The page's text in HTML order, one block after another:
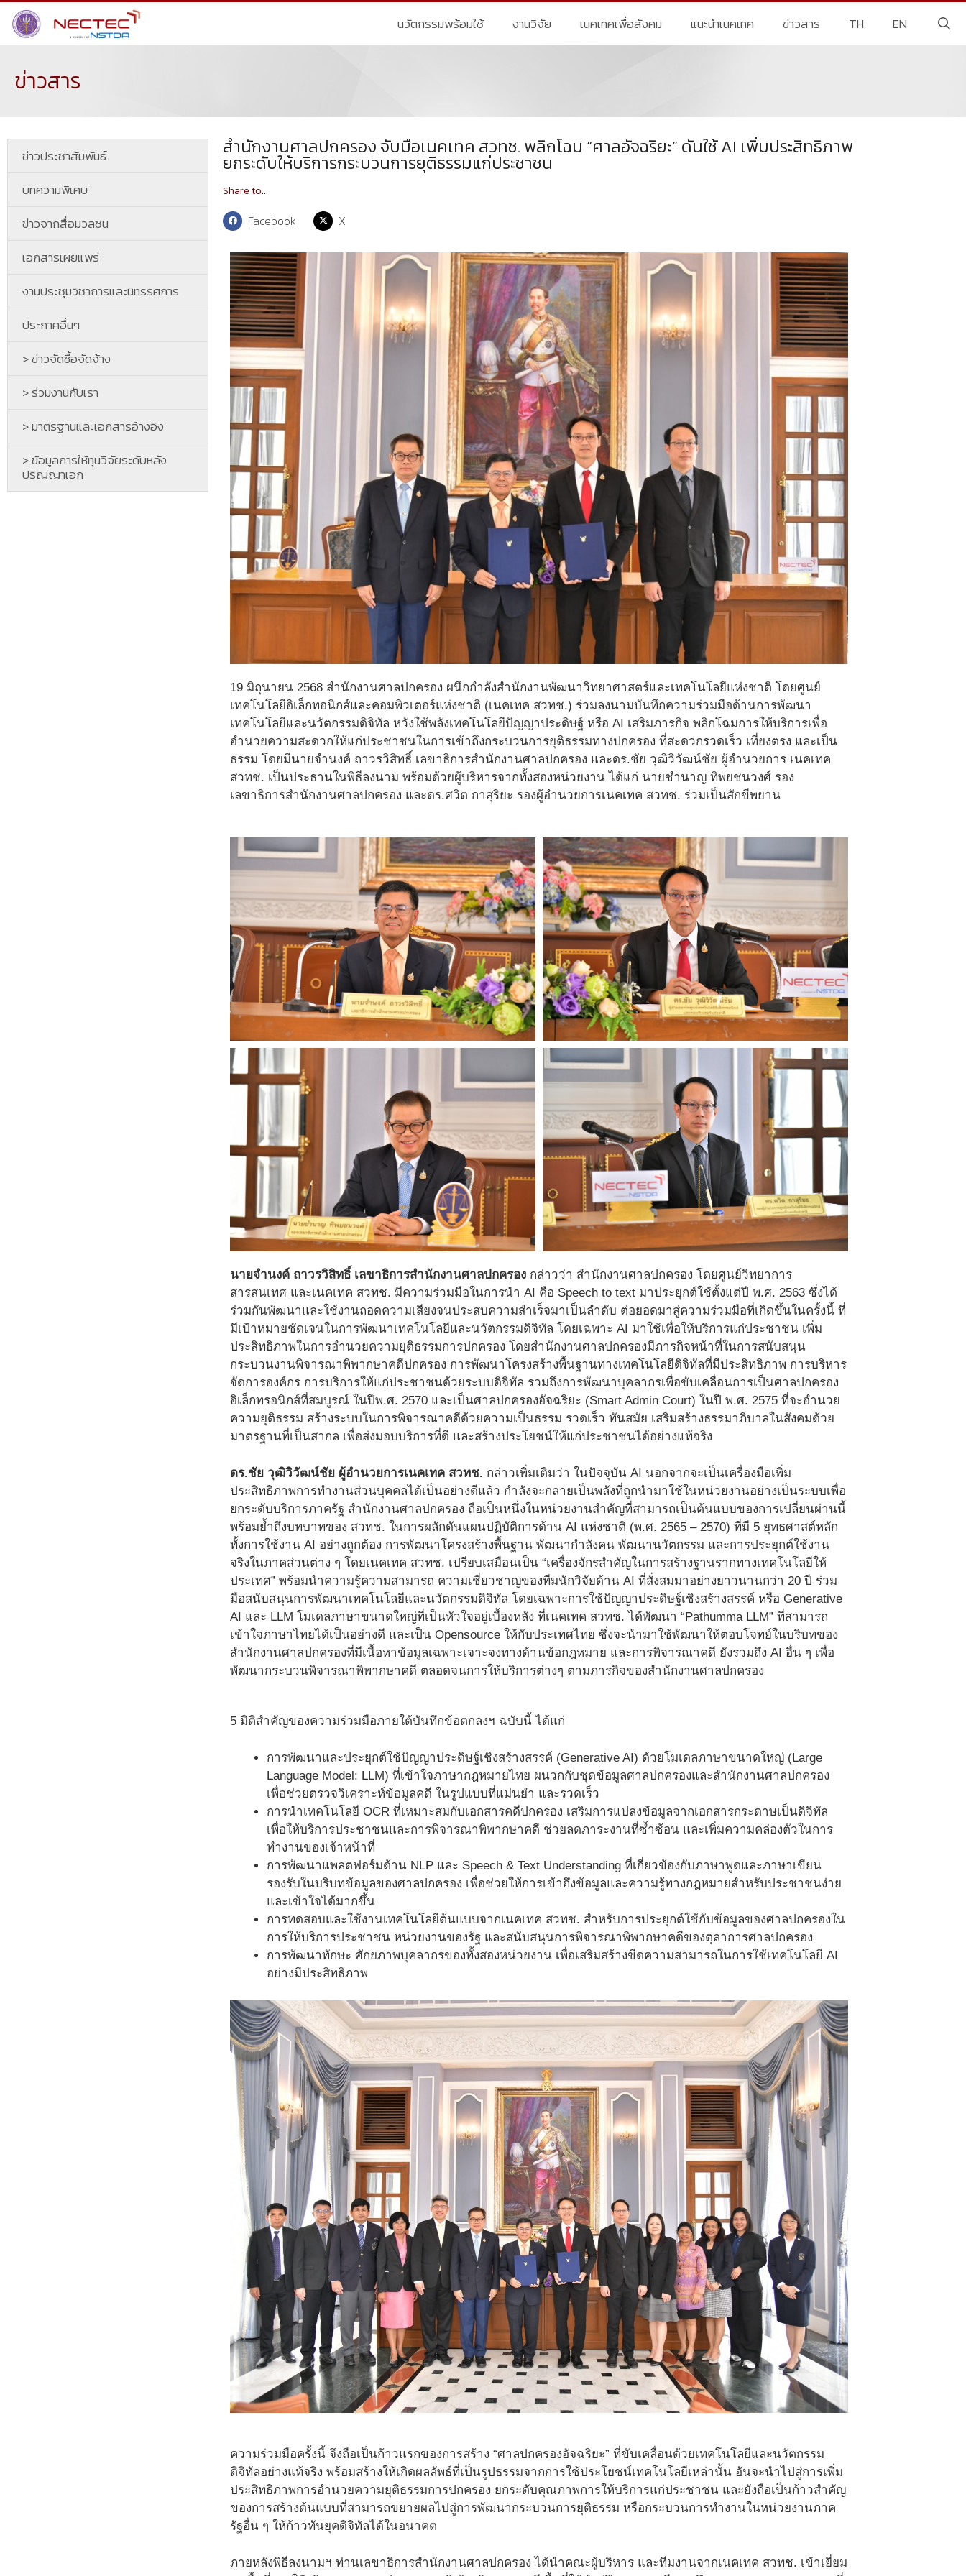
นวัตกรรมพร้อมใช้ งานวิจัย เนคเทคเพื่อสังคม แนะนำเนคเทค ข่าวสาร TH EN
ข่าวสาร
ข่าวประชาสัมพันธ์
บทความพิเศษ
ข่าวจากสื่อมวลชน
เอกสารเผยแพร่
งานประชุมวิชาการและนิทรรศการ
ประกาศอื่นๆ
> ข่าวจัดซื้อจัดจ้าง
> ร่วมงานกับเรา
> มาตรฐานและเอกสารอ้างอิง
> ข้อมูลการให้ทุนวิจัยระดับหลัง
ปริญญาเอก
สำนักงานศาลปกครอง จับมือเนคเทค สวทช. พลิกโฉม “ศาลอัจฉริยะ” ดันใช้ AI เพิ่มประสิทธิภาพ
ยกระดับให้บริการกระบวนการยุติธรรมแก่ประชาชน
Share to...
Facebook X
19 มิถุนายน 2568 สำนักงานศาลปกครอง ผนึกกำลังสำนักงานพัฒนาวิทยาศาสตร์และเทคโนโลยีแห่งชาติ โดยศูนย์
เทคโนโลยีอิเล็กทอนิกส์และคอมพิวเตอร์แห่งชาติ (เนคเทค สวทช.) ร่วมลงนามบันทึกความร่วมมือด้านการพัฒนา
เทคโนโลยีและนวัตกรรมดิจิทัล หวังใช้พลังเทคโนโลยีปัญญาประดิษฐ์ หรือ AI เสริมภารกิจ พลิกโฉมการให้บริการเพื่อ
อำนวยความสะดวกให้แก่ประชาชนในการเข้าถึงกระบวนการยุติธรรมทางปกครอง ที่สะดวกรวดเร็ว เที่ยงตรง และเป็น
ธรรม โดยมีนายจำนงค์ ถาวรวิสิทธิ์ เลขาธิการสำนักงานศาลปกครอง และดร.ชัย วุฒิวิวัฒน์ชัย ผู้อำนวยการ เนคเทค
สวทช. เป็นประธานในพิธีลงนาม พร้อมด้วยผู้บริหารจากทั้งสองหน่วยงาน ได้แก่ นายชำนาญ ทิพยชนวงศ์ รอง
เลขาธิการสำนักงานศาลปกครอง และดร.ศวิต กาสุริยะ รองผู้อำนวยการเนคเทค สวทช. ร่วมเป็นสักขีพยาน
นายจำนงค์ ถาวรวิสิทธิ์ เลขาธิการสำนักงานศาลปกครอง กล่าวว่า สำนักงานศาลปกครอง โดยศูนย์วิทยาการ
สารสนเทศ และเนคเทค สวทช. มีความร่วมมือในการนำ AI คือ Speech to text มาประยุกต์ใช้ตั้งแต่ปี พ.ศ. 2563 ซึ่งได้
ร่วมกันพัฒนาและใช้งานถอดความเสียงจนประสบความสำเร็จมาเป็นลำดับ ต่อยอดมาสู่ความร่วมมือที่เกิดขึ้นในครั้งนี้ ที่
มีเป้าหมายชัดเจนในการพัฒนาเทคโนโลยีและนวัตกรรมดิจิทัล โดยเฉพาะ AI มาใช้เพื่อให้บริการแก่ประชาชน เพิ่ม
ประสิทธิภาพในการอำนวยความยุติธรรมการปกครอง โดยสำนักงานศาลปกครองมีภารกิจหน้าที่ในการสนับสนุน
กระบวนงานพิจารณาพิพากษาคดีปกครอง การพัฒนาโครงสร้างพื้นฐานทางเทคโนโลยีดิจิทัลที่มีประสิทธิภาพ การบริหาร
จัดการองค์กร การบริการให้แก่ประชาชนด้วยระบบดิจิทัล รวมถึงการพัฒนาบุคลากรเพื่อขับเคลื่อนการเป็นศาลปกครอง
อิเล็กทรอนิกส์ที่สมบูรณ์ ในปีพ.ศ. 2570 และเป็นศาลปกครองอัจฉริยะ (Smart Admin Court) ในปี พ.ศ. 2575 ที่จะอำนวย
ความยุติธรรม สร้างระบบในการพิจารณาคดีด้วยความเป็นธรรม รวดเร็ว ทันสมัย เสริมสร้างธรรมาภิบาลในสังคมด้วย
มาตรฐานที่เป็นสากล เพื่อส่งมอบบริการที่ดี และสร้างประโยชน์ให้แก่ประชาชนได้อย่างแท้จริง
ดร.ชัย วุฒิวิวัฒน์ชัย ผู้อำนวยการเนคเทค สวทช. กล่าวเพิ่มเติมว่า ในปัจจุบัน AI นอกจากจะเป็นเครื่องมือเพิ่ม
ประสิทธิภาพการทำงานส่วนบุคคลได้เป็นอย่างดีแล้ว กำลังจะกลายเป็นพลังที่ถูกนำมาใช้ในหน่วยงานอย่างเป็นระบบเพื่อ
ยกระดับบริการภาครัฐ สำนักงานศาลปกครอง ถือเป็นหนึ่งในหน่วยงานสำคัญที่สามารถเป็นต้นแบบของการเปลี่ยนผ่านนี้
พร้อมย้ำถึงบทบาทของ สวทช. ในการผลักดันแผนปฏิบัติการด้าน AI แห่งชาติ (พ.ศ. 2565 – 2570) ที่มี 5 ยุทธศาสต์หลัก
ทั้งการใช้งาน AI อย่างถูกต้อง การพัฒนาโครงสร้างพื้นฐาน พัฒนากำลังคน พัฒนานวัตกรรม และการประยุกต์ใช้งาน
จริงในภาคส่วนต่าง ๆ โดยเนคเทค สวทช. เปรียบเสมือนเป็น “เครื่องจักรสำคัญในการสร้างฐานรากทางเทคโนโลยีให้
ประเทศ” พร้อมนำความรู้ความสามารถ ความเชี่ยวชาญของทีมนักวิจัยด้าน AI ที่สั่งสมมาอย่างยาวนานกว่า 20 ปี ร่วม
มือสนับสนุนการพัฒนาเทคโนโลยีและนวัตกรรมดิจิทัล โดยเฉพาะการใช้ปัญญาประดิษฐ์เชิงสร้างสรรค์ หรือ Generative
AI และ LLM โมเดลภาษาขนาดใหญ่ที่เป็นหัวใจอยู่เบื้องหลัง ที่เนคเทค สวทช. ได้พัฒนา “Pathumma LLM” ที่สามารถ
เข้าใจภาษาไทยได้เป็นอย่างดี และเป็น Opensource ให้กับประเทศไทย ซึ่งจะนำมาใช้พัฒนาให้ตอบโจทย์ในบริบทของ
สำนักงานศาลปกครองที่มีเนื้อหาข้อมูลเฉพาะเจาะจงทางด้านข้อกฎหมาย และการพิจารณาคดี ยังรวมถึง AI อื่น ๆ เพื่อ
พัฒนากระบวนพิจารณาพิพากษาคดี ตลอดจนการให้บริการต่างๆ ตามภารกิจของสำนักงานศาลปกครอง
5 มิติสำคัญของความร่วมมือภายใต้บันทึกข้อตกลงฯ ฉบับนี้ ได้แก่
การพัฒนาและประยุกต์ใช้ปัญญาประดิษฐ์เชิงสร้างสรรค์ (Generative AI) ด้วยโมเดลภาษาขนาดใหญ่ (Large
Language Model: LLM) ที่เข้าใจภาษากฎหมายไทย ผนวกกับชุดข้อมูลศาลปกครองและสำนักงานศาลปกครอง
เพื่อช่วยตรวจวิเคราะห์ข้อมูลคดี ในรูปแบบที่แม่นยำ และรวดเร็ว
การนำเทคโนโลยี OCR ที่เหมาะสมกับเอกสารคดีปกครอง เสริมการแปลงข้อมูลจากเอกสารกระดาษเป็นดิจิทัล
เพื่อให้บริการประชาชนและการพิจารณาพิพากษาคดี ช่วยลดภาระงานที่ซ้ำซ้อน และเพิ่มความคล่องตัวในการ
ทำงานของเจ้าหน้าที่
การพัฒนาแพลตฟอร์มด้าน NLP และ Speech & Text Understanding ที่เกี่ยวข้องกับภาษาพูดและภาษาเขียน
รองรับในบริบทข้อมูลของศาลปกครอง เพื่อช่วยให้การเข้าถึงข้อมูลและความรู้ทางกฎหมายสำหรับประชาชนง่าย
และเข้าใจได้มากขึ้น
การทดสอบและใช้งานเทคโนโลยีต้นแบบจากเนคเทค สวทช. สำหรับการประยุกต์ใช้กับข้อมูลของศาลปกครองใน
การให้บริการประชาชน หน่วยงานของรัฐ และสนับสนุนการพิจารณาพิพากษาคดีของตุลาการศาลปกครอง
การพัฒนาทักษะ ศักยภาพบุคลากรของทั้งสองหน่วยงาน เพื่อเสริมสร้างขีดความสามารถในการใช้เทคโนโลยี AI
อย่างมีประสิทธิภาพ
ความร่วมมือครั้งนี้ จึงถือเป็นก้าวแรกของการสร้าง “ศาลปกครองอัจฉริยะ” ที่ขับเคลื่อนด้วยเทคโนโลยีและนวัตกรรม
ดิจิทัลอย่างแท้จริง พร้อมสร้างให้เกิดผลลัพธ์ที่เป็นรูปธรรมจากการใช้ประโยชน์เทคโนโลยีเหล่านั้น อันจะนำไปสู่การเพิ่ม
ประสิทธิภาพการอำนวยความยุติธรรมการปกครอง ยกระดับคุณภาพการให้บริการแก่ประชาชน และยังถือเป็นก้าวสำคัญ
ของการสร้างต้นแบบที่สามารถขยายผลไปสู่การพัฒนากระบวนการยุติธรรม หรือกระบวนการทำงานในหน่วยงานภาค
รัฐอื่น ๆ ให้ก้าวทันยุคดิจิทัลได้ในอนาคต
ภายหลังพิธีลงนามฯ ท่านเลขาธิการสำนักงานศาลปกครอง ได้นำคณะผู้บริหาร และทีมงานจากเนคเทค สวทช. เข้าเยี่ยม